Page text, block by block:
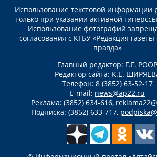
Использование текстовой информации
только при указании активной
Использование фотографий
согласования с КГБУ «Редакция газеты
правда»
Главный редактор: Г.Г. РООР
Редактор сайта: К.Е.
Телефон: 8 (3852) 63-52-17
E-mail: news@ap22.ru
Реклама: (3852) 634-616,
Подписка: (3852) 633-717,